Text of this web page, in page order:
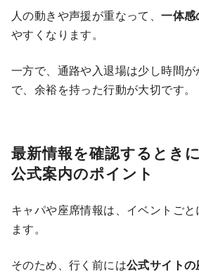
人の動きや声援が重なって、一体感
やすくなります。
一方で、通路や入退場は少し時間
で、余裕を持った行動が大切です。
最新情報を確認するとき
公式案内のポイント
キャパや座席情報は、イベントご
ます。
そのため、行く前には公式サイトの